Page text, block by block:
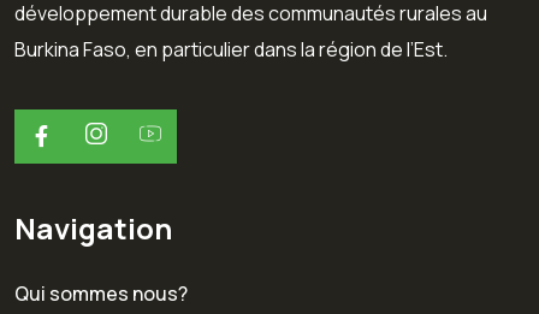
développement durable des communautés rurales au
Burkina Faso, en particulier dans la région de l’Est.
Navigation
Qui sommes nous?